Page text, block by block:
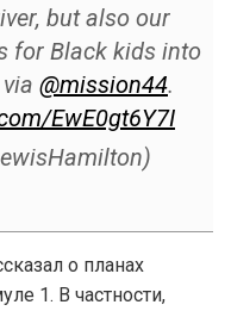
but also our
for Black kids into
@mission44.
EwE0gt6Y7I
о планах
1. В частности,